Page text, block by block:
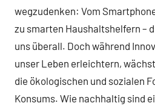
wegzudenken: Vom
zu smarten Haushaltshelfern –
uns überall. Doch während
unser Leben erleichtern,
die ökologischen und sozialen
Konsums. Wie nachhaltig sind